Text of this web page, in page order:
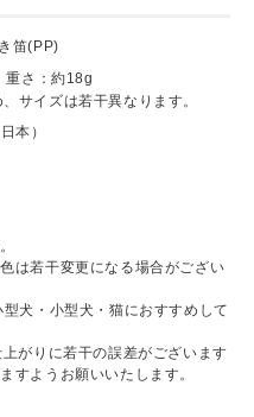
笛(PP)
重さ：約18g
サイズは若干異なります。
本）
は若干変更になる場合がござい
犬・小型犬・猫におすすめして
がりに若干の誤差がございます
すようお願いいたします。